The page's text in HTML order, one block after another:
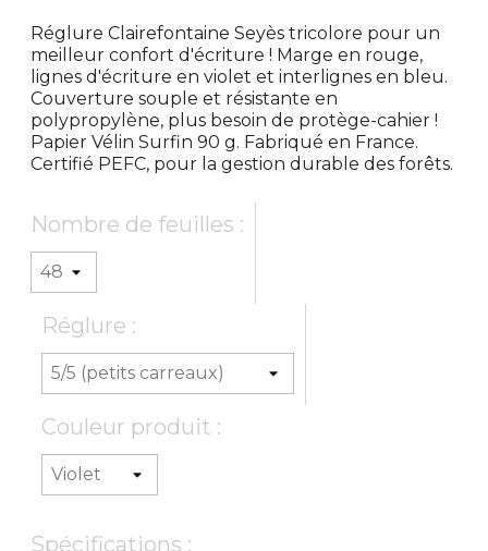
Réglure Clairefontaine Seyès tricolore pour un
meilleur confort d'écriture ! Marge en rouge,
lignes d'écriture en violet et interlignes en bleu.
Couverture souple et résistante en
polypropylène, plus besoin de protège-cahier !
Papier Vélin Surfin 90 g. Fabriqué en France.
Certifié PEFC, pour la gestion durable des forêts.
Nombre de feuilles :
Réglure :
Couleur produit :
Spécifications :